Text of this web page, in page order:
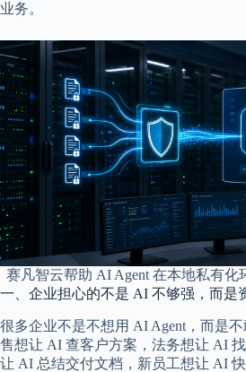
业务。
赛凡智云帮助 AI Agent 在本地私有化
一、企业担心的不是 AI 不够强，而是
很多企业不是不想用 AI Agent，而是
售想让 AI 查客户方案，法务想让 AI
让 AI 总结交付文档，新员工想让 AI